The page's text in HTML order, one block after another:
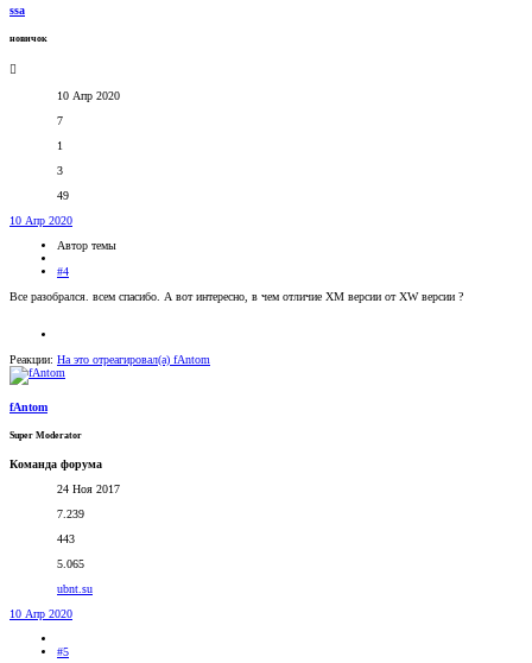
ssa
новичок
10 Апр 2020
7
1
3
49
10 Апр 2020
Автор темы
#4
Все разобрался. всем спасибо. А вот интересно, в чем отличие XM версии от XW версии ?
Реакции: На это отреагировал(а) fAntom
fAntom
Super Moderator
Команда форума
24 Ноя 2017
7.239
443
5.065
ubnt.su
10 Апр 2020
#5